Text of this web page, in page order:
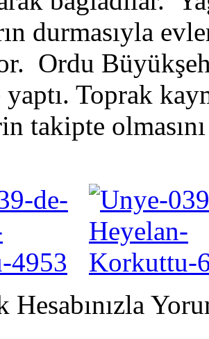
durmasıyla
Ordu
Toprak
takipte
Hesabınızla